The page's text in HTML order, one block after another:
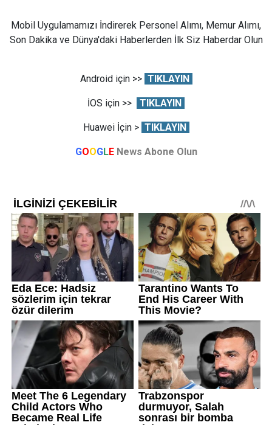
Mobil Uygulamamızı İndirerek Personel Alımı, Memur Alımı,
Son Dakika ve Dünya'daki Haberlerden İlk Siz Haberdar Olun
Android için >> TIKLAYIN
İOS için >> TIKLAYIN
Huawei İçin > TIKLAYIN
GOOGLE News Abone Olun